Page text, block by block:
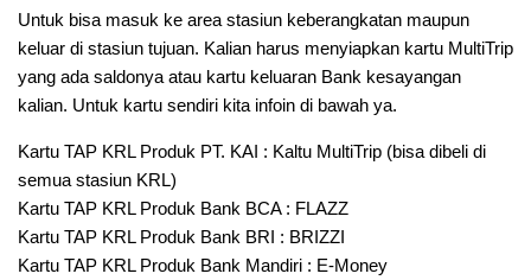
Untuk bisa masuk ke area stasiun keberangkatan maupun
keluar di stasiun tujuan. Kalian harus menyiapkan kartu MultiTrip
yang ada saldonya atau kartu keluaran Bank kesayangan
kalian. Untuk kartu sendiri kita infoin di bawah ya.
Kartu TAP KRL Produk PT. KAI : Kaltu MultiTrip (bisa dibeli di
semua stasiun KRL)
Kartu TAP KRL Produk Bank BCA : FLAZZ
Kartu TAP KRL Produk Bank BRI : BRIZZI
Kartu TAP KRL Produk Bank Mandiri : E-Money